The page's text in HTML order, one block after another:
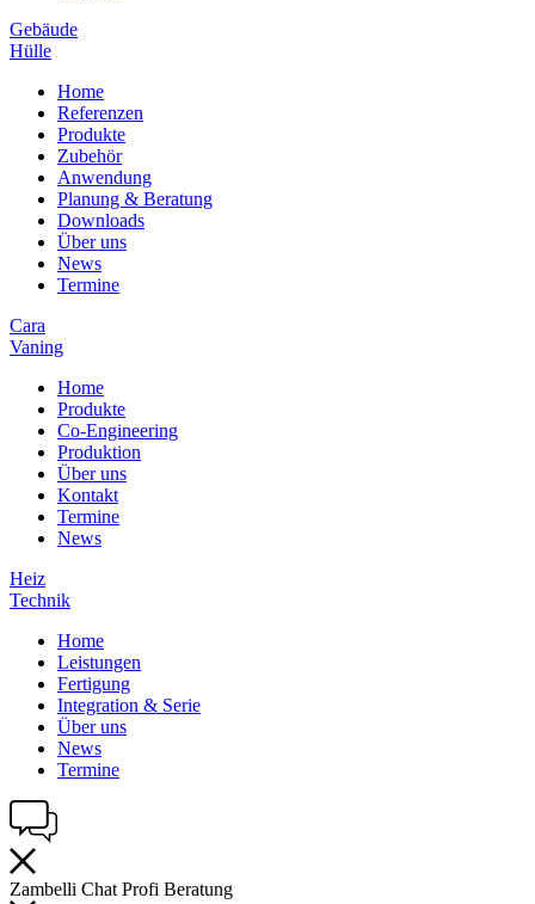
Gebäude
Hülle
Home
Referenzen
Produkte
Zubehör
Anwendung
Planung & Beratung
Downloads
Über uns
News
Termine
Cara
Vaning
Home
Produkte
Co-Engineering
Produktion
Über uns
Kontakt
Termine
News
Heiz
Technik
Home
Leistungen
Fertigung
Integration & Serie
Über uns
News
Termine
Zambelli Chat Profi Beratung